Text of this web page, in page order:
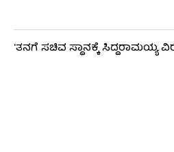
'ತನಗೆ ಸಚಿವ ಸ್ಥಾನಕ್ಕೆ ಸಿದ್ದರಾಮಯ್ಯ